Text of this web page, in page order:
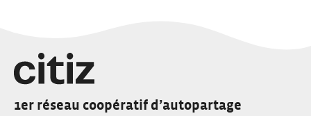
1er réseau coopératif d’autopartage